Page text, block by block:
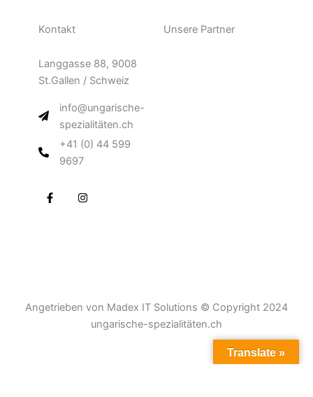
Kontakt
Langgasse 88, 9008
St.Gallen / Schweiz
info@ungarische-
spezialitäten.ch
+41 (0) 44 599
9697
F
a
I
n
Unsere Partner
Angetrieben von Madex IT Solutions © Copyright 2024
ungarische-spezialitäten.ch
Translate »